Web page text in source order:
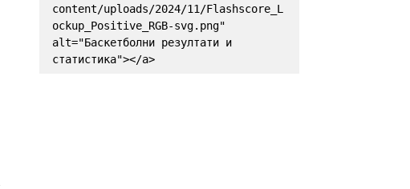
content/uploads/2024/11/Flashscore_L
ockup_Positive_RGB-svg.png"
alt="Баскетболни резултати и
статистика"></a>